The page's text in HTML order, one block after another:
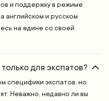
и поддержку в режиме
английском и русском
на едине со своей
для экспатов?
специфики экспатов, но
Неважно, недавно ли вы